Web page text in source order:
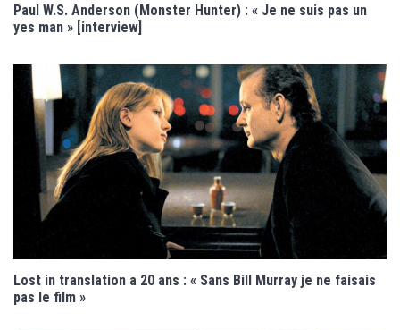
Paul W.S. Anderson (Monster Hunter) : « Je ne suis pas un
yes man » [interview]
Lost in translation a 20 ans : « Sans Bill Murray je ne faisais
pas le film »